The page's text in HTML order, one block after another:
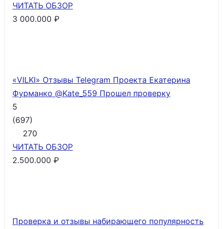
ЧИТАТЬ ОБЗОР
3 000.000 ₽
«VILKI» Отзывы Telegram Проекта Екатерина
Фурманко @Kate_559 Прошел проверку
5
(697)
270
ЧИТАТЬ ОБЗОР
2.500.000 ₽
Проверка и отзывы набирающего популярность